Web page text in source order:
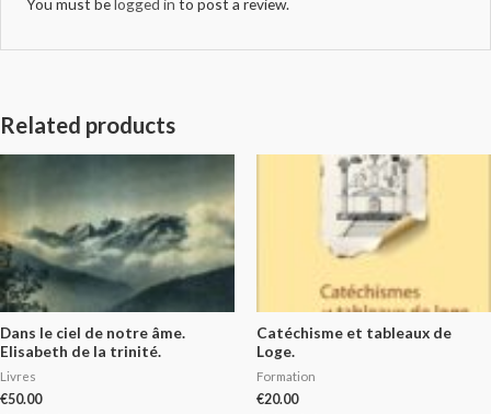
You must belogged in to post a review.
Related products
Dans le ciel de notre âme.
Elisabeth de la trinité.
Livres
€50.00
Catéchisme et tableaux de
Loge.
Formation
€20.00